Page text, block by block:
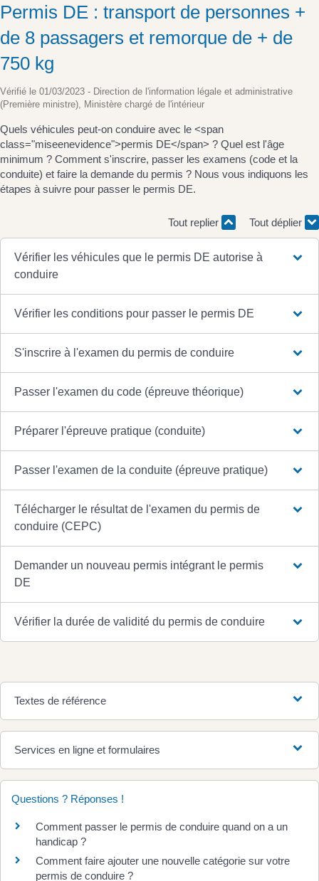
Permis DE : transport de personnes +
de 8 passagers et remorque de + de
750 kg
Vérifié le 01/03/2023 - Direction de l'information légale et administrative
(Première ministre), Ministère chargé de l'intérieur
Quels véhicules peut-on conduire avec le <span
class="miseenevidence">permis DE</span> ? Quel est l'âge
minimum ? Comment s'inscrire, passer les examens (code et la
conduite) et faire la demande du permis ? Nous vous indiquons les
étapes à suivre pour passer le permis DE.
Tout replier Tout déplier
Vérifier les véhicules que le permis DE autorise à
conduire
Vérifier les conditions pour passer le permis DE
S'inscrire à l'examen du permis de conduire
Passer l'examen du code (épreuve théorique)
Préparer l'épreuve pratique (conduite)
Passer l'examen de la conduite (épreuve pratique)
Télécharger le résultat de l'examen du permis de
conduire (CEPC)
Demander un nouveau permis intégrant le permis
DE
Vérifier la durée de validité du permis de conduire
Textes de référence
Services en ligne et formulaires
Questions ? Réponses !
Comment passer le permis de conduire quand on a un
handicap ?
Comment faire ajouter une nouvelle catégorie sur votre
permis de conduire ?